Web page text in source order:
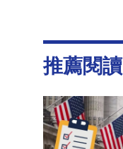
推薦閱讀